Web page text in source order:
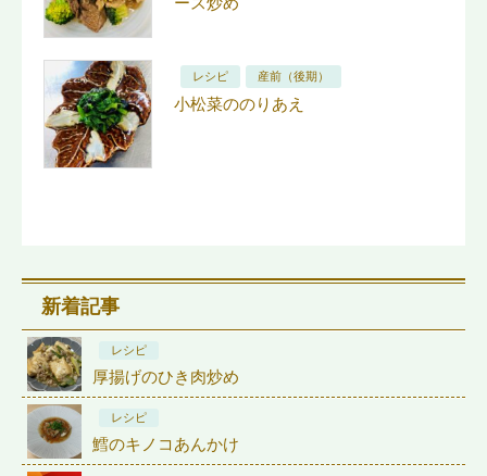
レシピ 産前（後期）
小松菜ののりあえ
新着記事
レシピ
厚揚げのひき肉炒め
レシピ
鱈のキノコあんかけ